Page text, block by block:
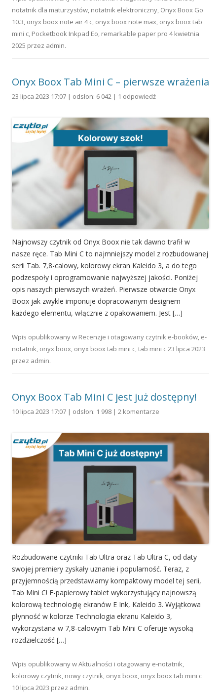
notatnik dla maturzystów, notatnik elektroniczny, Onyx Boox Go
10.3, onyx boox note air 4 c, onyx boox note max, onyx boox tab
mini c, Pocketbook Inkpad Eo, remarkable paper pro 4 kwietnia
2025 przez admin.
Onyx Boox Tab Mini C – pierwsze wrażenia
23 lipca 2023 17:07 | odsłon: 6 042 | 1 odpowiedź
Najnowszy czytnik od Onyx Boox nie tak dawno trafił w
nasze ręce. Tab Mini C to najmniejszy model z rozbudowanej
serii Tab. 7,8-calowy, kolorowy ekran Kaleido 3, a do tego
podzespoły i oprogramowanie najwyższej jakości. Poniżej
opis naszych pierwszych wrażeń. Pierwsze otwarcie Onyx
Boox jak zwykle imponuje dopracowanym designem
każdego elementu, włącznie z opakowaniem. Jest […]
Wpis opublikowany w Recenzje i otagowany czytnik e-booków, e-
notatnik, onyx boox, onyx boox tab mini c,tab mini c23 lipca 2023
przez admin.
Onyx Boox Tab Mini C jest już dostępny!
10 lipca 2023 17:07 | odsłon: 1 998 | 2 komentarze
Rozbudowane czytniki Tab Ultra oraz Tab Ultra C, od daty
swojej premiery zyskały uznanie i popularność. Teraz, z
przyjemnością przedstawiamy kompaktowy model tej serii,
Tab Mini C! E-papierowy tablet wykorzystujący najnowszą
kolorową technologię ekranów E Ink, Kaleido 3. Wyjątkowa
płynność w kolorze Technologia ekranu Kaleido 3,
wykorzystana w 7,8-calowym Tab Mini C oferuje wysoką
rozdzielczość […]
Wpis opublikowany wAktualności i otagowany e-notatnik,
kolorowy czytnik, nowy czytnik, onyx boox, onyx boox tab mini c
10 lipca 2023 przez admin.